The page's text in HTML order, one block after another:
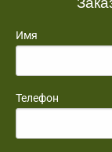
Имя
Телефон